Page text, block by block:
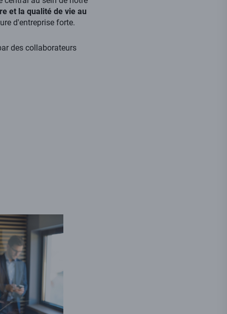
et la qualité de vie au
d'entreprise forte.
des collaborateurs